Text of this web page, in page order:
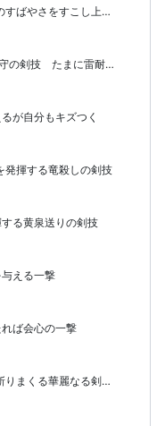
敵１体を切り裂き自分のすばやさをすこし上げる
物質系の敵に強い船守の剣技 たまに雷耐性を下げる
が自分もキズつく
発揮する竜殺しの剣技
る黄泉送りの剣技
える一撃
ば会心の一撃
敵１グループを選ばず斬りまくる華麗なる剣の舞